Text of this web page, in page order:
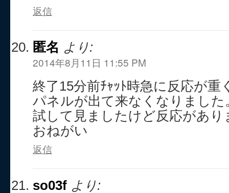
返信
匿名 より:
2014年8月11日 11:55 PM
終了15分前ﾁｬｯﾄ時急に反応が重
パネルが出て来なくなりまし
試して見ましたけど反応があ
おねがい
返信
so03f より: